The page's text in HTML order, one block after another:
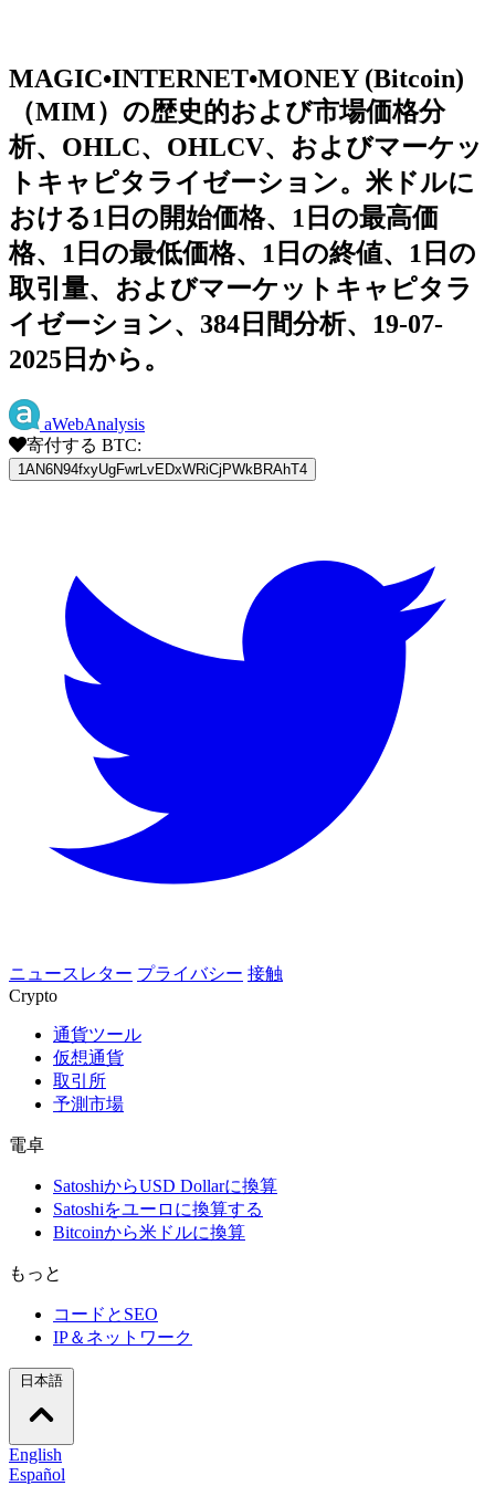
MAGIC•INTERNET•MONEY (Bitcoin)
（MIM）の歴史的および市場価格分
析、OHLC、OHLCV、およびマーケッ
トキャピタライゼーション。米ドルに
おける1日の開始価格、1日の最高価
格、1日の最低価格、1日の終値、1日の
取引量、およびマーケットキャピタラ
イゼーション、384日間分析、19-07-
2025日から。
aWebAnalysis
寄付する BTC:
1AN6N94fxyUgFwrLvEDxWRiCjPWkBRAhT4
ニュースレター プライバシー 接触
Crypto
通貨ツール
仮想通貨
取引所
予測市場
電卓
SatoshiからUSD Dollarに換算
Satoshiをユーロに換算する
Bitcoinから米ドルに換算
もっと
コードとSEO
IP＆ネットワーク
English
Español